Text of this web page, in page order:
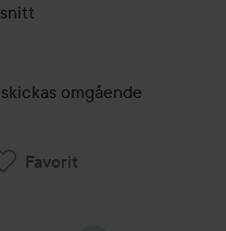
omgående
Favorit